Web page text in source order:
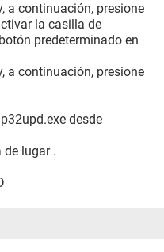
a continuación, presione
la casilla de
predeterminado en
a continuación, presione
desde
de lugar .